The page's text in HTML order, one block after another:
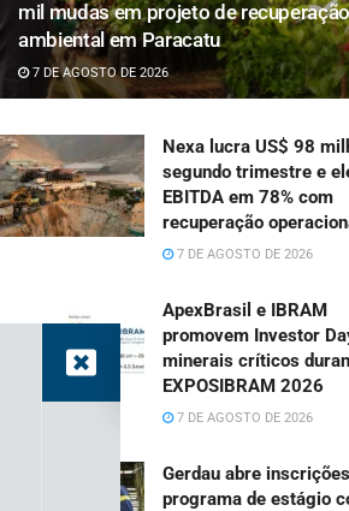
mil mudas em projeto de
ambiental em Paracatu
7 DE AGOSTO DE 2026
Nexa lucra US$ 98
segundo trimestre e
EBITDA em 78% com
recuperação
7 DE AGOSTO DE 2026
ApexBrasil e IBRAM
promovem Investor
minerais críticos
EXPOSIBRAM 2026
7 DE AGOSTO DE 2026
Gerdau abre
programa de estágio